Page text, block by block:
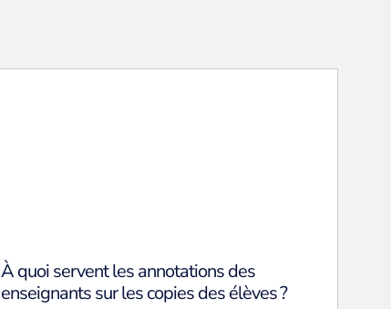
À quoi servent les annotations des
enseignants sur les copies des élèves ?